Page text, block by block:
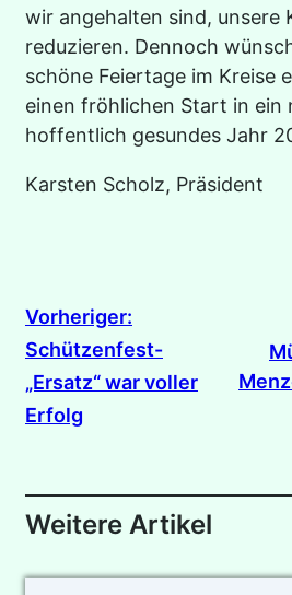
wir angehalten sind, unsere
reduzieren. Dennoch
schöne Feiertage im Kreise
einen fröhlichen Start in ein
hoffentlich gesundes Jahr
Karsten Scholz, Präsident
Vorheriger:
Schützenfest-
„Ersatz“ war voller
Erfolg
Weitere Artikel